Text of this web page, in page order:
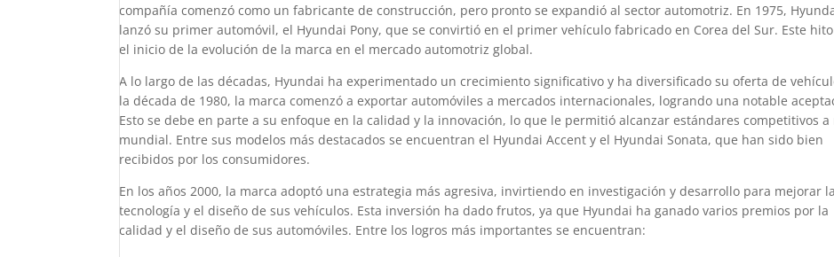
compañía comenzó como un fabricante de construcción, pero pronto se expandió al sector automotriz. En 1975,
lanzó su primer automóvil, el Hyundai Pony, que se convirtió en el primer vehículo fabricado en Corea del Sur. Este
el inicio de la evolución de la marca en el mercado automotriz global.
A lo largo de las décadas, Hyundai ha experimentado un crecimiento significativo y ha diversificado su oferta de
la década de 1980, la marca comenzó a exportar automóviles a mercados internacionales, logrando una notable
Esto se debe en parte a su enfoque en la calidad y la innovación, lo que le permitió alcanzar estándares competitivos a
mundial. Entre sus modelos más destacados se encuentran el Hyundai Accent y el Hyundai Sonata, que han sido bien
recibidos por los consumidores.
En los años 2000, la marca adoptó una estrategia más agresiva, invirtiendo en investigación y desarrollo para mejorar la
tecnología y el diseño de sus vehículos. Esta inversión ha dado frutos, ya que Hyundai ha ganado varios premios por la
calidad y el diseño de sus automóviles. Entre los logros más importantes se encuentran: